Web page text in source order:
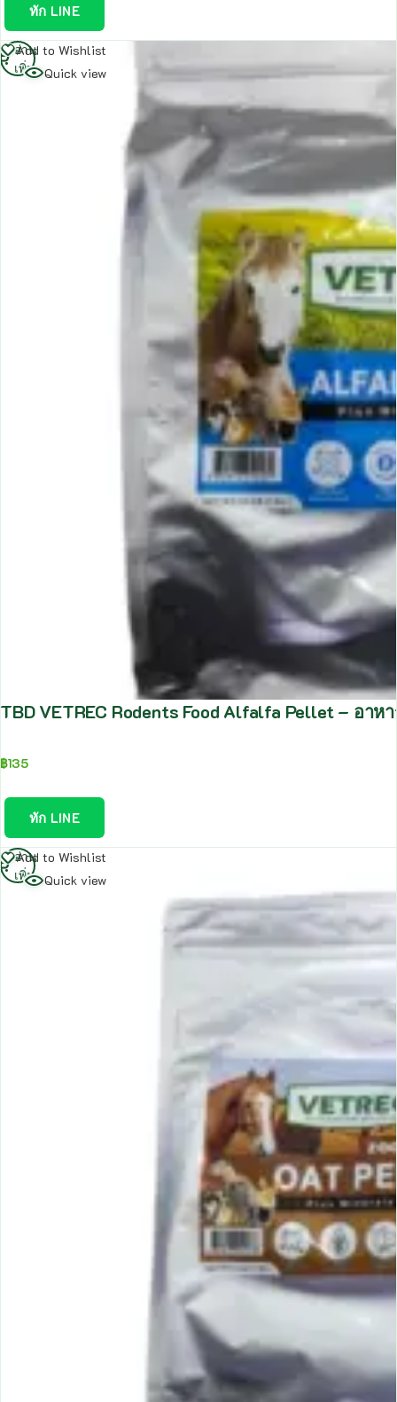
ทัก LINE
Add to Wishlist
Quick view
TBD VETREC Rodents Food Alfalfa Pellet – อ
฿135
ทัก LINE
อ่าน
เพิ่ม
Add to Wishlist
Quick view
อ่าน
เพิ่ม